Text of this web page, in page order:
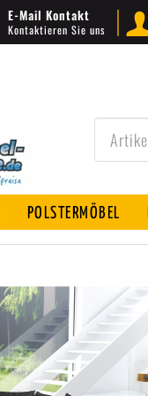
E-Mail Kontakt
Kontaktieren Sie uns
POLSTERMÖBEL